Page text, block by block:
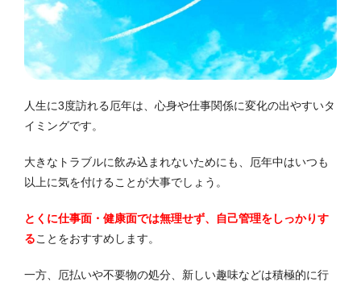
人生に3度訪れる厄年は、心身や仕事関係に変化の出やすいタ
イミングです。
大きなトラブルに飲み込まれないためにも、厄年中はいつも
以上に気を付けることが大事でしょう。
とくに仕事面・健康面では無理せず、自己管理をしっかりす
ることをおすすめします。
一方、厄払いや不要物の処分、新しい趣味などは積極的に行